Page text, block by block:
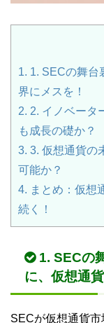
1. 1. SECの舞台
界にメスを！
2. 2. イノベータ
も成長の礎か？
3. 3. 仮想通貨の
可能か？
4. まとめ：仮想
続く！
1. SECの
に、仮想通
SECが仮想通貨